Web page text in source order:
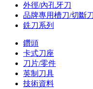
外徑/內孔牙刀
品牌專用槽刀/切斷
銑刀系列
鑽頭
卡式刀座
刀片/零件
英制刀具
技術資料